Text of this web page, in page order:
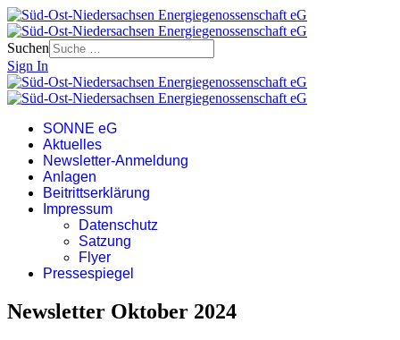
Suchen
Sign In
SONNE eG
Aktuelles
Newsletter-Anmeldung
Anlagen
Beitrittserklärung
Impressum
Datenschutz
Satzung
Flyer
Pressespiegel
Newsletter Oktober 2024